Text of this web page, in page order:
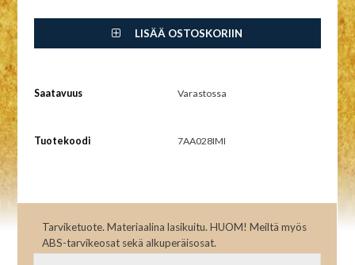
LISÄÄ OSTOSKORIIN
Saatavuus Varastossa
Tuotekoodi 7AA028IMI
Tarviketuote. Materiaalina lasikuitu. HUOM! Meiltä myös
ABS-tarvikeosat sekä alkuperäisosat.